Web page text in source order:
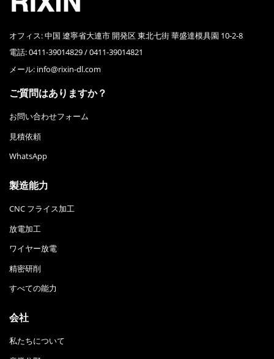
オフィス: 中国 遼寧省大連市 開発区 東北七街 華盛達模具園 10-2-8
電話: 0411-39014829 / 0411-39014821
メール: info@rixin-dl.com
ご質問はありますか？
お問い合わせフォーム
見積依頼
WhatsApp
製造能力
CNC フライス加工
放電加工
ワイヤー放電
精密研削
すべての能力
会社
私たちについて